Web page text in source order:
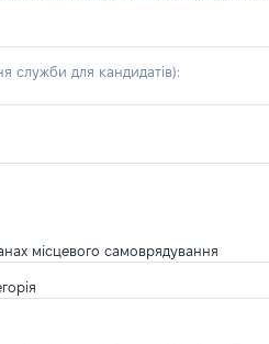
служби для кандидатів):
місцевого самоврядування